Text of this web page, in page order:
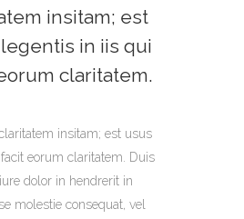
insitam; est
in iis qui
claritatem.
insitam; est usus
eorum claritatem. Duis
dolor in hendrerit in
molestie consequat, vel